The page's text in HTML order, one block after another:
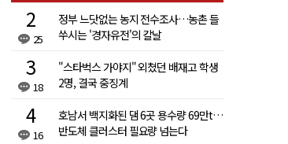
25
정부 느닷없는 농지 전수조사…농촌 들
쑤시는 '경자유전'의 칼날
18
"스타벅스 가야지" 외쳤던 배재고 학생
2명, 결국 중징계
16
호남서 백지화된 댐 6곳 용수량 69만t…
반도체 클러스터 필요량 넘는다